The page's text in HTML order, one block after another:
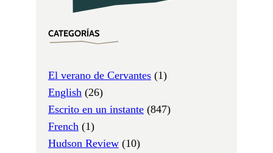
CATEGORÍAS
El verano de Cervantes (1)
English (26)
Escrito en un instante (847)
French (1)
Hudson Review (10)